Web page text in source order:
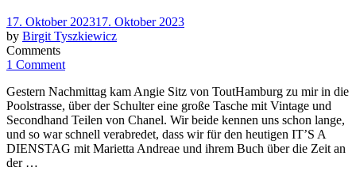
Posted
on
17. Oktober 202317. Oktober 2023
by Birgit Tyszkiewicz
Comments
1 Comment
Gestern Nachmittag kam Angie Sitz von ToutHamburg zu mir in die
Poolstrasse, über der Schulter eine große Tasche mit Vintage und
Secondhand Teilen von Chanel. Wir beide kennen uns schon lange,
und so war schnell verabredet, dass wir für den heutigen IT’S A
DIENSTAG mit Marietta Andreae und ihrem Buch über die Zeit an
der …